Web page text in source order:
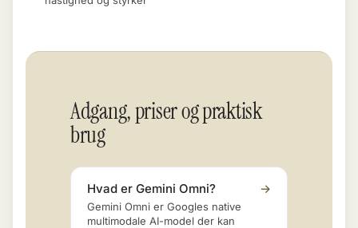
Adgang, priser og praktisk
brug
Hvad er Gemini Omni? →
Gemini Omni er Googles native
multimodale AI-model der kan